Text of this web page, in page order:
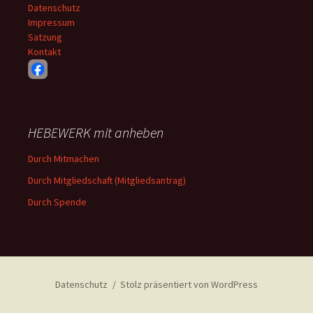
Datenschutz
Impressum
Satzung
Kontakt
HEBEWERK mit anheben
Durch Mitmachen
Durch Mitgliedschaft (Mitgliedsantrag)
Durch Spende
Datenschutz Stolz präsentiert von WordPress